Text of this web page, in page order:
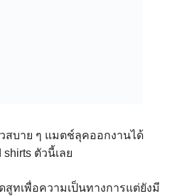
บาย ๆ แมตช์ลุคออกงานได้
ตัวนี้เลย
ทเพื่อความเป็นทางการแต่ยังมี